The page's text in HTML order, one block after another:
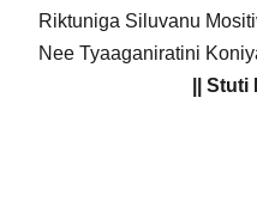
Riktuniga Siluvanu
Nee Tyaaganiratini
|| Stuti